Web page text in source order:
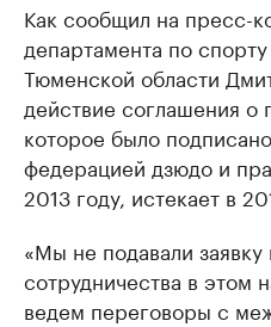
Как сообщил на пресс-
департамента по
Тюменской области
действие соглашения о
которое было
федерацией дзюдо и
2013 году, истекает в
«Мы не подавали
сотрудничества в этом
ведем переговоры с